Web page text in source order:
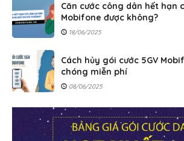
Căn cước công dân hết hạn
Mobifone được không?
18/06/2025
Cách hủy gói cước 5GV
chóng miễn phí
08/06/2025